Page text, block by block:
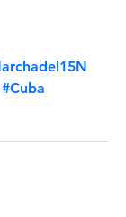
#Cuba